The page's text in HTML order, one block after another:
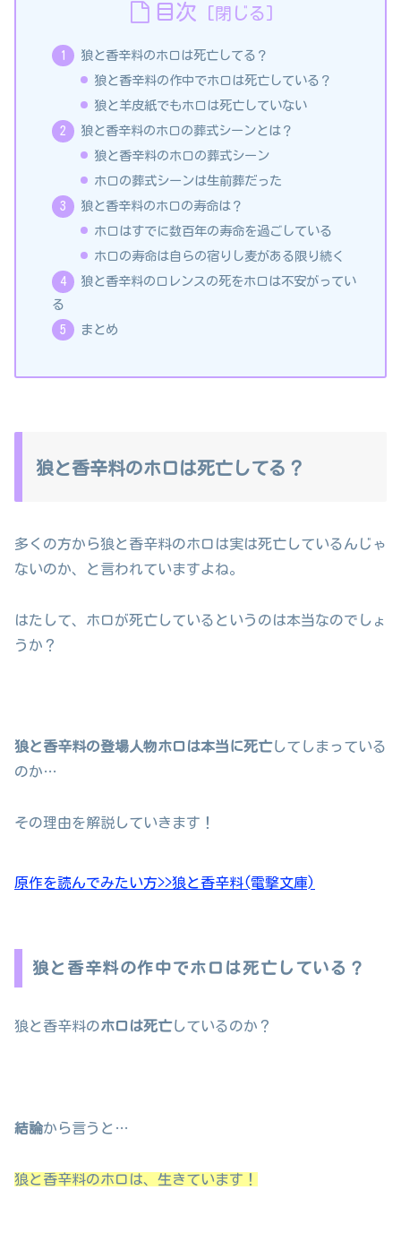
目次
狼と香辛料のホロは死亡してる？
狼と香辛料の作中でホロは死亡している？
狼と羊皮紙でもホロは死亡していない
狼と香辛料のホロの葬式シーンとは？
狼と香辛料のホロの葬式シーン
ホロの葬式シーンは生前葬だった
狼と香辛料のホロの寿命は？
ホロはすでに数百年の寿命を過ごしている
ホロの寿命は自らの宿りし麦がある限り続く
狼と香辛料のロレンスの死をホロは不安がってい
る
まとめ
狼と香辛料のホロは死亡してる？
多くの方から狼と香辛料のホロは実は死亡しているんじゃ
ないのか、と言われていますよね。
はたして、ホロが死亡しているというのは本当なのでしょ
うか？
狼と香辛料の登場人物ホロは本当に死亡してしまっている
のか…
その理由を解説していきます！
原作を読んでみたい方>>狼と香辛料(電撃文庫)
狼と香辛料の作中でホロは死亡している？
狼と香辛料のホロは死亡しているのか？
結論から言うと…
狼と香辛料のホロは、生きています！